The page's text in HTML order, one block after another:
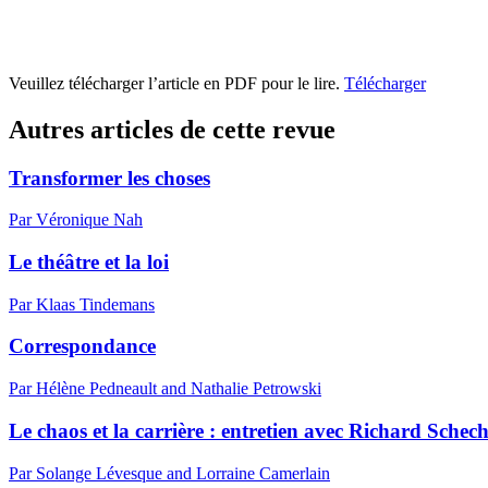
Veuillez télécharger l’article en PDF pour le lire. Télécharger
Autres articles de cette revue
Transformer les choses
Par Véronique Nah
Le théâtre et la loi
Par Klaas Tindemans
Correspondance
Par Hélène Pedneault and Nathalie Petrowski
Le chaos et la carrière : entretien avec Richard
Par Solange Lévesque and Lorraine Camerlain